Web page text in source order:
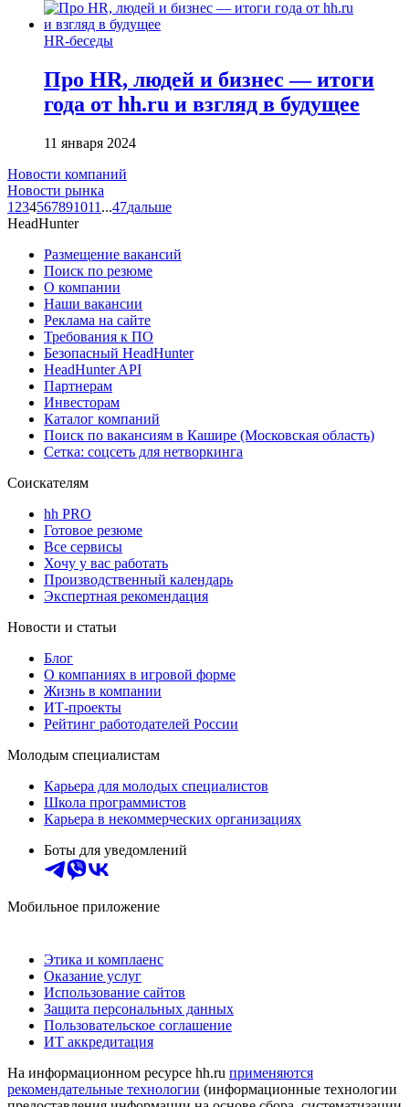
HR-беседы
Про HR, людей и бизнес — итоги
года от hh.ru и взгляд в будущее
11 января 2024
Новости компаний
Новости рынка
1 234567891011 ...47дальше
HeadHunter
Размещение вакансий
Поиск по резюме
О компании
Наши вакансии
Реклама на сайте
Требования к ПО
Безопасный HeadHunter
HeadHunter API
Партнерам
Инвесторам
Каталог компаний
Поиск по вакансиям в Кашире (Московская область)
Сетка: соцсеть для нетворкинга
Соискателям
hh PRO
Готовое резюме
Все сервисы
Хочу у вас работать
Производственный календарь
Экспертная рекомендация
Новости и статьи
Блог
О компаниях в игровой форме
Жизнь в компании
ИТ-проекты
Рейтинг работодателей России
Молодым специалистам
Карьера для молодых специалистов
Школа программистов
Карьера в некоммерческих организациях
Боты для уведомлений
Мобильное приложение
Этика и комплаенс
Оказание услуг
Использование сайтов
Защита персональных данных
Пользовательское соглашение
ИТ аккредитация
На информационном ресурсе hh.ru применяются
рекомендательные технологии (информационные технологии